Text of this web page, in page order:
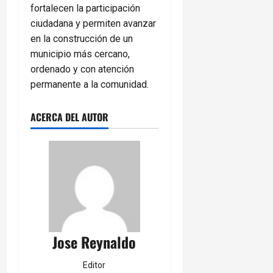
fortalecen la participación
ciudadana y permiten avanzar
en la construcción de un
municipio más cercano,
ordenado y con atención
permanente a la comunidad.
ACERCA DEL AUTOR
Jose Reynaldo
Editor